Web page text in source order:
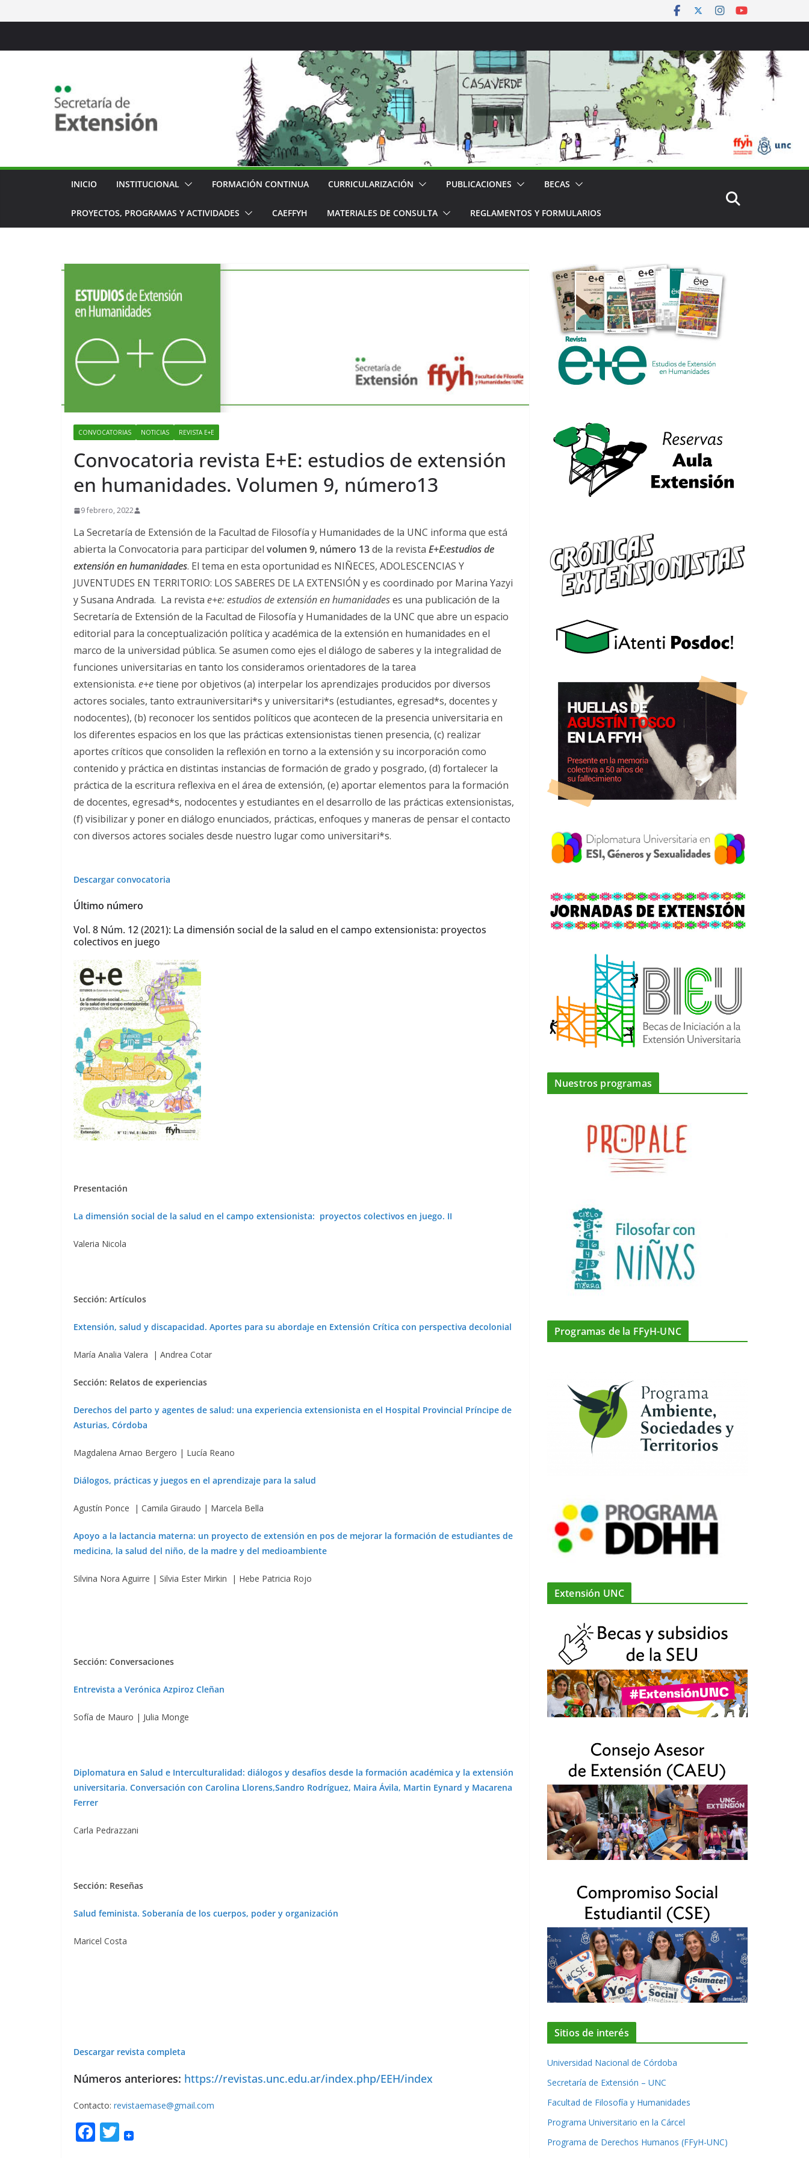
al
INICIO INSTITUCIONAL FORMACIÓN CONTINUA CURRICULARIZACIÓN PUBLICACIONES BECAS
PROYECTOS, PROGRAMAS Y ACTIVIDADES CAEFFYH MATERIALES DE CONSULTA REGLAMENTOS Y FORMULARIOS
CONVOCATORIAS NOTICIAS REVISTA E+E
Convocatoria revista E+E: estudios de extensión
en humanidades. Volumen 9, número13
9 febrero, 2022
La Secretaría de Extensión de la Facultad de Filosofía y Humanidades de la UNC informa que está
abierta la Convocatoria para participar del volumen 9, número 13de la revista E+E:estudios de
extensión en humanidades. El tema en esta oportunidad es NIÑECES, ADOLESCENCIAS Y
JUVENTUDES EN TERRITORIO: LOS SABERES DE LA EXTENSIÓN y es coordinado por Marina Yazyi
y Susana Andrada. La revista e+e: estudios de extensión en humanidadeses una publicación de la
Secretaría de Extensión de la Facultad de Filosofía y Humanidades de la UNC que abre un espacio
editorial para la conceptualización política y académica de la extensión en humanidades en el
marco de la universidad pública. Se asumen como ejes el diálogo de saberes y la integralidad de
funciones universitarias en tanto los consideramos orientadores de la tarea
extensionista. e+etiene por objetivos (a) interpelar los aprendizajes producidos por diversos
actores sociales, tanto extrauniversitari*s y universitari*s (estudiantes, egresad*s, docentes y
nodocentes), (b) reconocer los sentidos políticos que acontecen de la presencia universitaria en
los diferentes espacios en los que las prácticas extensionistas tienen presencia, (c) realizar
aportes críticos que consoliden la reflexión en torno a la extensión y su incorporación como
contenido y práctica en distintas instancias de formación de grado y posgrado, (d) fortalecer la
práctica de la escritura reflexiva en el área de extensión, (e) aportar elementos para la formación
de docentes, egresad*s, nodocentes y estudiantes en el desarrollo de las prácticas extensionistas,
(f) visibilizar y poner en diálogo enunciados, prácticas, enfoques y maneras de pensar el contacto
con diversos actores sociales desde nuestro lugar como universitari*s.
Descargar convocatoria
Último número
Vol. 8 Núm. 12 (2021): La dimensión social de la salud en el campo extensionista: proyectos
colectivos en juego
Presentación
La dimensión social de la salud en el campo extensionista: proyectos colectivos en juego. II
Valeria Nicola
Sección: Artículos
Extensión, salud y discapacidad. Aportes para su abordaje en Extensión Crítica con perspectiva decolonial
María Analia Valera | Andrea Cotar
Sección: Relatos de experiencias
Derechos del parto y agentes de salud: una experiencia extensionista en el Hospital Provincial Príncipe de
Asturias, Córdoba
Magdalena Arnao Bergero | Lucía Reano
Diálogos, prácticas y juegos en el aprendizaje para la salud
Agustín Ponce | Camila Giraudo | Marcela Bella
Apoyo a la lactancia materna: un proyecto de extensión en pos de mejorar la formación de estudiantes de
medicina, la salud del niño, de la madre y del medioambiente
Silvina Nora Aguirre | Silvia Ester Mirkin | Hebe Patricia Rojo
Sección: Conversaciones
Entrevista a Verónica Azpiroz Cleñan
Sofía de Mauro | Julia Monge
Diplomatura en Salud e Interculturalidad: diálogos y desafíos desde la formación académica y la extensión
universitaria. Conversación con Carolina Llorens,Sandro Rodríguez, Maira Ávila, Martin Eynard y Macarena
Ferrer
Carla Pedrazzani
Sección: Reseñas
Salud feminista. Soberanía de los cuerpos, poder y organización
Maricel Costa
Descargar revista completa
Números anteriores: https://revistas.unc.edu.ar/index.php/EEH/index
Contacto: revistaemase@gmail.com
F T
Nuestros programas
Programas de la FFyH-UNC
Extensión UNC
Sitios de interés
Universidad Nacional de Córdoba
Secretaría de Extensión – UNC
Facultad de Filosofía y Humanidades
Programa Universitario en la Cárcel
Programa de Derechos Humanos (FFyH-UNC)